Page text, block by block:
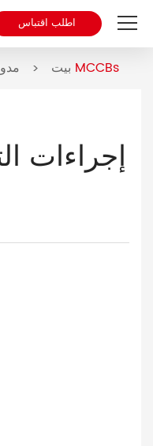
اطلب اقتباس
بيت > إجراءات التشغيل والصيانة لـ MCCBs
إجراءات